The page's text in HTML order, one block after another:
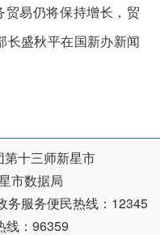
易仍将保持增长，贸
长盛秋平在国新办新闻
十三师新星市
市数据局
务服务便民热线：12345
线：96359